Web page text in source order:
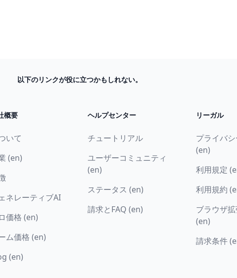
以下のリンクが役に立つかもしれない。
概要
いて
(en)
ネレーティブAI
価格 (en)
ム価格 (en)
(en)
ヘルプセンター
チュートリアル
ユーザーコミュニティ
(en)
ステータス (en)
請求とFAQ (en)
リーガル
プライバ
(en)
利用規定
利用規約
ブラウザ
(en)
請求条件